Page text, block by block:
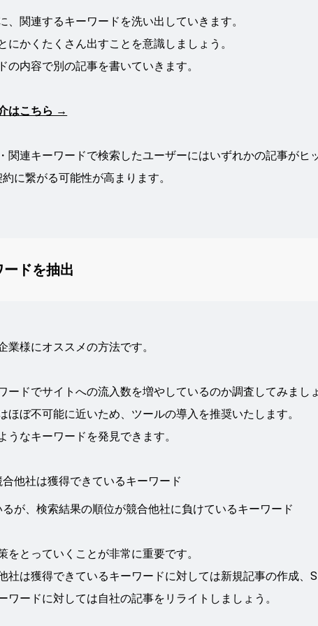
関連するキーワードを洗い出していきます。
かくたくさん出すことを意識しましょう。
内容で別の記事を書いていきます。
はこちら →
関連キーワードで検索したユーザーにはいずれかの記事がヒ
に繋がる可能性が高まります。
ドを抽出
様にオススメの方法です。
ードでサイトへの流入数を増やしているのか調査してみまし
ほぼ不可能に近いため、ツールの導入を推奨いたします。
なキーワードを発見できます。
他社は獲得できているキーワード
が、検索結果の順位が競合他社に負けているキーワード
とっていくことが非常に重要です。
社は獲得できているキーワードに対しては新規記事の作成、
ードに対しては自社の記事をリライトしましょう。